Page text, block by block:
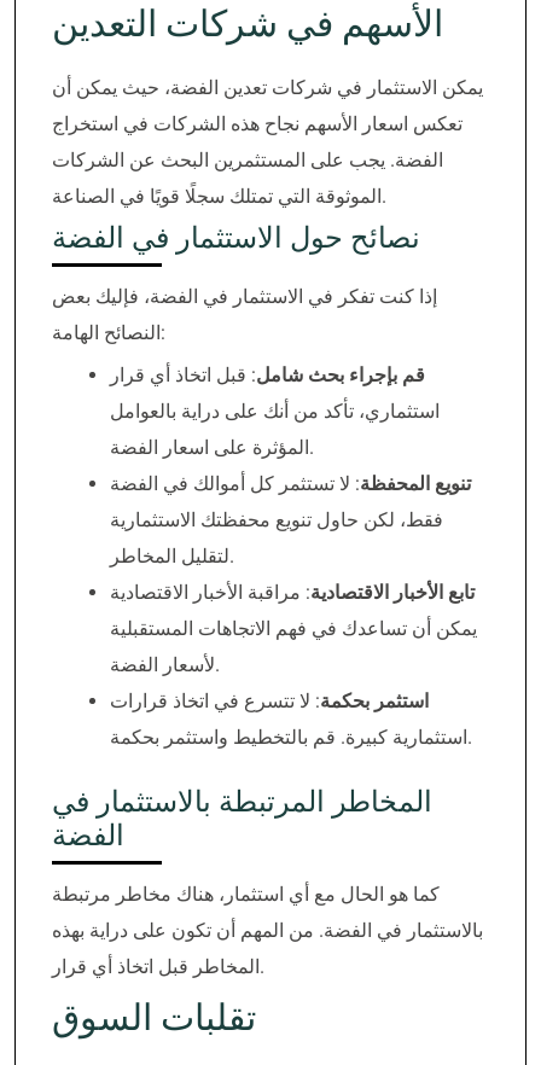
الأسهم في شركات التعدين
يمكن الاستثمار في شركات تعدين الفضة، حيث يمكن أن
تعكس اسعار الأسهم نجاح هذه الشركات في استخراج
الفضة. يجب على المستثمرين البحث عن الشركات
الموثوقة التي تمتلك سجلًا قويًا في الصناعة.
نصائح حول الاستثمار في الفضة
إذا كنت تفكر في الاستثمار في الفضة، فإليك بعض
النصائح الهامة:
قم بإجراء بحث شامل: قبل اتخاذ أي قرار
استثماري، تأكد من أنك على دراية بالعوامل
المؤثرة على اسعار الفضة.
تنويع المحفظة: لا تستثمر كل أموالك في الفضة
فقط، لكن حاول تنويع محفظتك الاستثمارية
لتقليل المخاطر.
تابع الأخبار الاقتصادية: مراقبة الأخبار الاقتصادية
يمكن أن تساعدك في فهم الاتجاهات المستقبلية
لأسعار الفضة.
استثمر بحكمة: لا تتسرع في اتخاذ قرارات
استثمارية كبيرة. قم بالتخطيط واستثمر بحكمة.
المخاطر المرتبطة بالاستثمار في
الفضة
كما هو الحال مع أي استثمار، هناك مخاطر مرتبطة
بالاستثمار في الفضة. من المهم أن تكون على دراية بهذه
المخاطر قبل اتخاذ أي قرار.
تقلبات السوق